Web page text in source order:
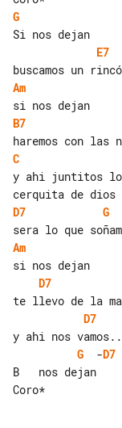
G
E7
Am
B7
C
y ahi juntitos
D7
G
Am
D7
D7
G
  -
D7
B   nos dejan
Coro*